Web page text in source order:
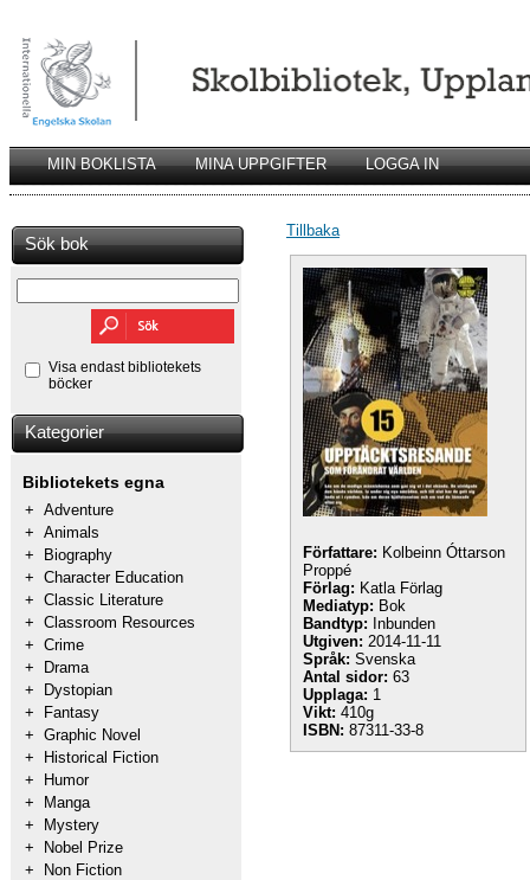
MIN BOKLISTA MINA UPPGIFTER LOGGA IN
Sök bok
Visa endast bibliotekets
böcker
Kategorier
Bibliotekets egna
+ Adventure
+ Animals
+
Biography
+ Character Education
+ Classic Literature
+ Classroom Resources
+ Crime
+
Drama
+
Dystopian
+
Fantasy
+ Graphic Novel
+
Historical Fiction
+
Humor
+
Manga
+
Mystery
+
Nobel Prize
+
Non Fiction
Tillbaka
Författare: Kolbeinn Óttarson
Proppé
Förlag: Katla Förlag
Mediatyp: Bok
Bandtyp: Inbunden
Utgiven: 2014-11-11
Språk: Svenska
Antal sidor: 63
Upplaga: 1
Vikt: 410g
ISBN: 87311-33-8